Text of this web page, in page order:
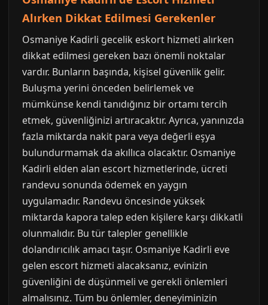
Alırken Dikkat Edilmesi Gerekenler
Osmaniye Kadirli gecelik eskort hizmeti alırken
dikkat edilmesi gereken bazı önemli noktalar
vardır. Bunların başında, kişisel güvenlik gelir.
Buluşma yerini önceden belirlemek ve
mümkünse kendi tanıdığınız bir ortamı tercih
etmek, güvenliğinizi artıracaktır. Ayrıca, yanınızda
fazla miktarda nakit para veya değerli eşya
bulundurmamak da akıllıca olacaktır. Osmaniye
Kadirli elden alan escort hizmetlerinde, ücreti
randevu sonunda ödemek en yaygın
uygulamadır. Randevu öncesinde yüksek
miktarda kapora talep eden kişilere karşı dikkatli
olunmalıdır. Bu tür talepler genellikle
dolandırıcılık amacı taşır. Osmaniye Kadirli eve
gelen escort hizmeti alacaksanız, evinizin
güvenliğini de düşünmeli ve gerekli önlemleri
almalısınız. Tüm bu önlemler, deneyiminizin